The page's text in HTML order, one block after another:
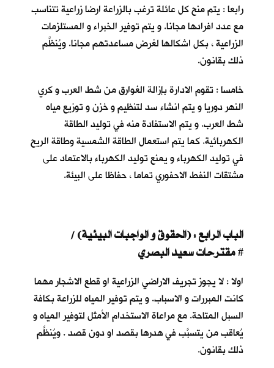
رابعا : يتم منح كل عائلة ترغب بالزراعة ارضا زراعية تتناسب
مع عدد افرادها مجانا. و يتم توفير الخبراء و المستلزمات
الزراعية ، بكل اشكالها لغرض مساعدتهم مجانا. ويُنظَّم
ذلك بقانون.
خامسا : تقوم الادارة بإزالة الغوارق من شط العرب و كري
النهر دوريا و يتم انشاء سد لتنظيم و خزن و توزيع مياه
شط العرب. و يتم الاستفادة منه في توليد الطاقة
الكهربائية. كما يتم استعمال الطاقة الشمسية وطاقة الريح
في توليد الكهرباء و يمنع توليد الكهرباء بالاعتماد على
مشتقات النفط الاحفوري تماما ، حفاظا على البيئة.
الباب الرابع : (الحقوق و الواجبات البيئية) /
#
اولا : لا يجوز تجريف الاراضي الزراعية او قطع الاشجار مهما
كانت المبررات و الاسباب. و يتم توفير المياه للزراعة بكافة
السبل المتاحة. مع مراعاة الاستخدام الأمثل لتوفير المياه و
يُعاقب من يتسبَّب في هدرها بقصد او دون قصد . ويُنظَّم
ذلك بقانون.